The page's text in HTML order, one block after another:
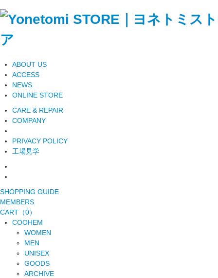
ABOUT US
ACCESS
NEWS
ONLINE STORE
CARE & REPAIR
COMPANY
PRIVACY POLICY
工場見学
SHOPPING GUIDE
MEMBERS
CART（0）
COOHEM
WOMEN
MEN
UNISEX
GOODS
ARCHIVE